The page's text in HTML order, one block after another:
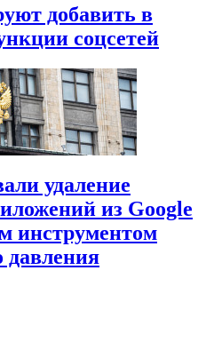
добавить в
соцсетей
удаление
из Google
инструментом
давления